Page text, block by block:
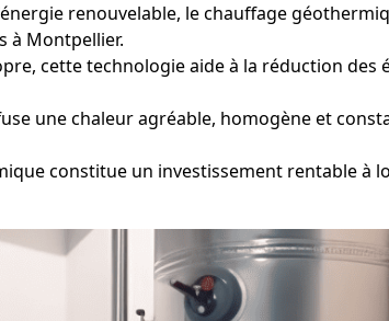
renouvelable, le chauffage
à Montpellier.
cette technologie aide à la réduction des
une chaleur agréable, homogène et
constitue un investissement rentable à